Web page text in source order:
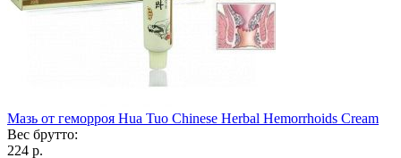
Мазь от геморроя Hua Tuo Chinese Herbal Hemorrhoids Cream
Вес брутто:
224 р.